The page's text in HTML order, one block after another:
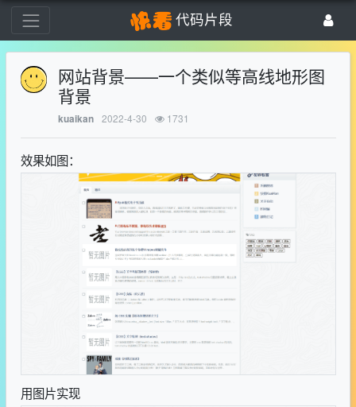
代码片段
网站背景——一个类似等高线地形图
背景
kuaikan 2022-4-30 1731
效果如图：
用图片实现